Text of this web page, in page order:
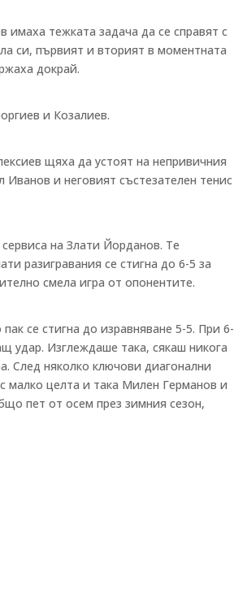
имаха тежката задача да се справят с
си, първият и вторият в моментната
докрай.
и Козалиев.
щяха да устоят на непривичния
и неговият състезателен тенис
на Злати Йорданов. Те
разигравания се стигна до 6-5 за
смела игра от опонентите.
се стигна до изравняване 5-5. При 6-
удар. Изглеждаше така, сякаш никога
След няколко ключови диагонални
малко целта и така Милен Германов и
пет от осем през зимния сезон,